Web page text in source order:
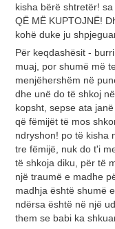
kisha bërë shtretër!
QË MË KUPTOJNË!
kohë duke ju
Për keqdashësit -
muaj, por shumë më
menjëhershëm në
dhe unë do të shkoj
kopsht, sepse ata
që fëmijët të mos
ndryshon! po të kisha
tre fëmijë, nuk do t'i
të shkoja diku, për të
një traumë e madhe
madhja është shumë
ndërsa është në një
them se babi ka